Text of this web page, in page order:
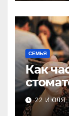
СЕМЬЯ
Как
22 ИЮЛЯ,